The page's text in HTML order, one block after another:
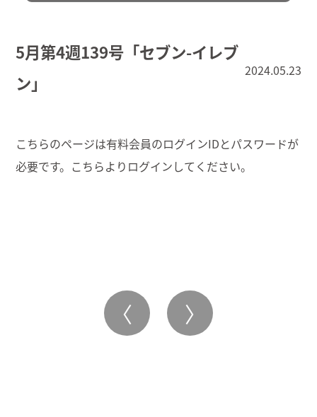
5月第4週139号「セブン-イレブ
ン」
2024.05.23
こちらのページは有料会員のログインIDとパスワードが
必要です。こちらより ログインしてください。
〈 〉